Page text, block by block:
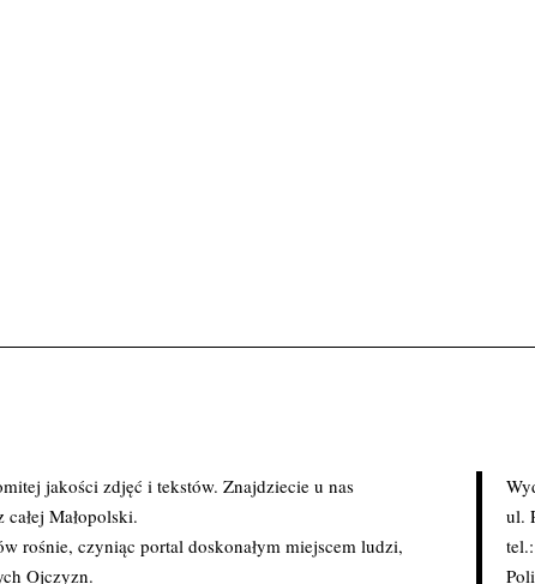
jakości zdjęć i tekstów. Znajdziecie u nas
Małopolski.
rośnie, czyniąc portal doskonałym miejscem ludzi,
Ojczyzn.
ul.